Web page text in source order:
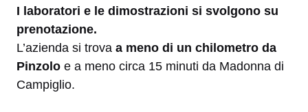
I laboratori e le dimostrazioni si svolgono su
prenotazione.
L’azienda si trova a meno di un chilometro da
Pinzolo e a meno circa 15 minuti da Madonna di
Campiglio.